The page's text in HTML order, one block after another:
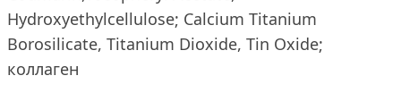
Hydroxyethylcellulose; Calcium Titanium
Borosilicate, Titanium Dioxide, Tin Oxide;
коллаген